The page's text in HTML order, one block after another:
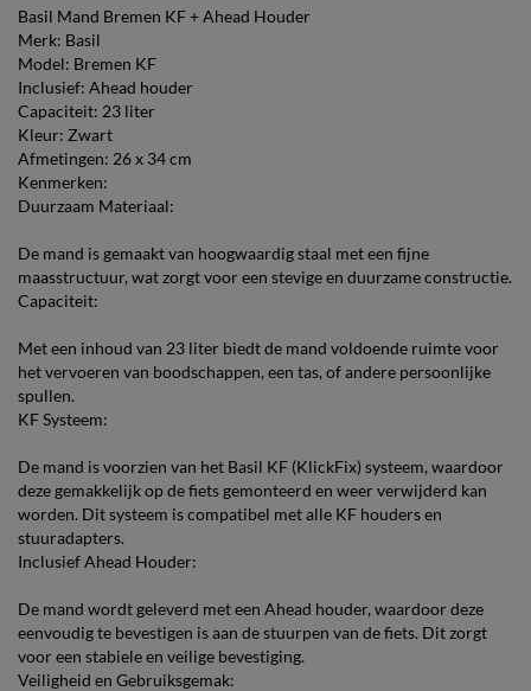
Basil Mand Bremen KF + Ahead Houder
Merk: Basil
Model: Bremen KF
Inclusief: Ahead houder
Capaciteit: 23 liter
Kleur: Zwart
Afmetingen: 26 x 34 cm
Kenmerken:
Duurzaam Materiaal:
De mand is gemaakt van hoogwaardig staal met een fijne
maasstructuur, wat zorgt voor een stevige en duurzame constructie.
Capaciteit:
Met een inhoud van 23 liter biedt de mand voldoende ruimte voor
het vervoeren van boodschappen, een tas, of andere persoonlijke
spullen.
KF Systeem:
De mand is voorzien van het Basil KF (KlickFix) systeem, waardoor
deze gemakkelijk op de fiets gemonteerd en weer verwijderd kan
worden. Dit systeem is compatibel met alle KF houders en
stuuradapters.
Inclusief Ahead Houder:
De mand wordt geleverd met een Ahead houder, waardoor deze
eenvoudig te bevestigen is aan de stuurpen van de fiets. Dit zorgt
voor een stabiele en veilige bevestiging.
Veiligheid en Gebruiksgemak: